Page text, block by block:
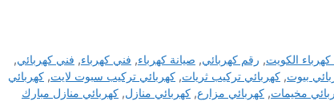
الكويت, رقم كهربائي, صيانة كهرباء, فني كهرباء, فني كهربائي,
بيوت, كهربائي تركيب ثريات, كهربائي تركيب سبوت لايت, كهربائي
مخيمات, كهربائي مزارع, كهربائي منازل, كهربائي منازل مبارك